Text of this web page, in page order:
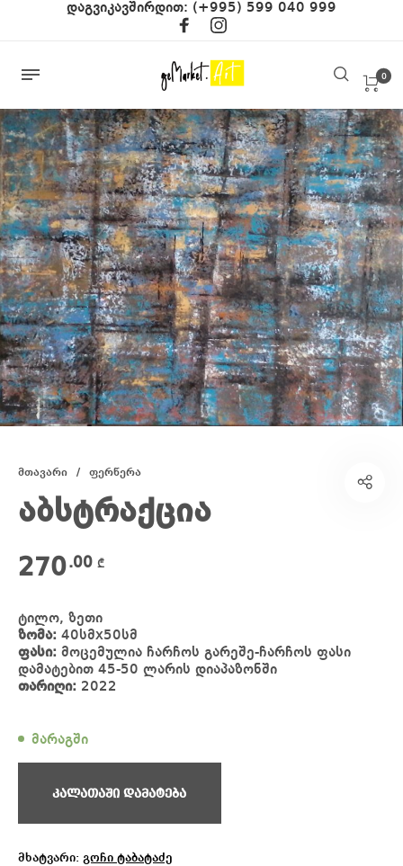
დაგვიკავშირდით: (+995) 599 040 999
0
მთავარი / ფერწერა
აბსტრაქცია
270.00 ₾
ტილო, ზეთი
ზომა: 40სმx50სმ
ფასი: მოცემულია ჩარჩოს გარეშე-ჩარჩოს ფასი
დამატებით 45-50 ლარის დიაპაზონში
თარიღი: 2022
მარაგში
კალათაში დამატება
მხატვარი: გოჩი ტაბატაძე